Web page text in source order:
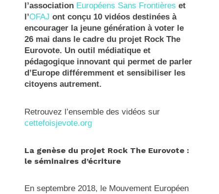
l’association Européens Sans Frontières et
l’OFAJ ont conçu 10 vidéos destinées à
encourager la jeune génération à voter le
26 mai dans le cadre du projet Rock The
Eurovote. Un outil médiatique et
pédagogique innovant qui permet de parler
d’Europe différemment et sensibiliser les
citoyens autrement.
Retrouvez l’ensemble des vidéos sur
cettefoisjevote.org
La genèse du projet Rock The Eurovote :
le séminaires d’écriture
En septembre 2018, le Mouvement Européen